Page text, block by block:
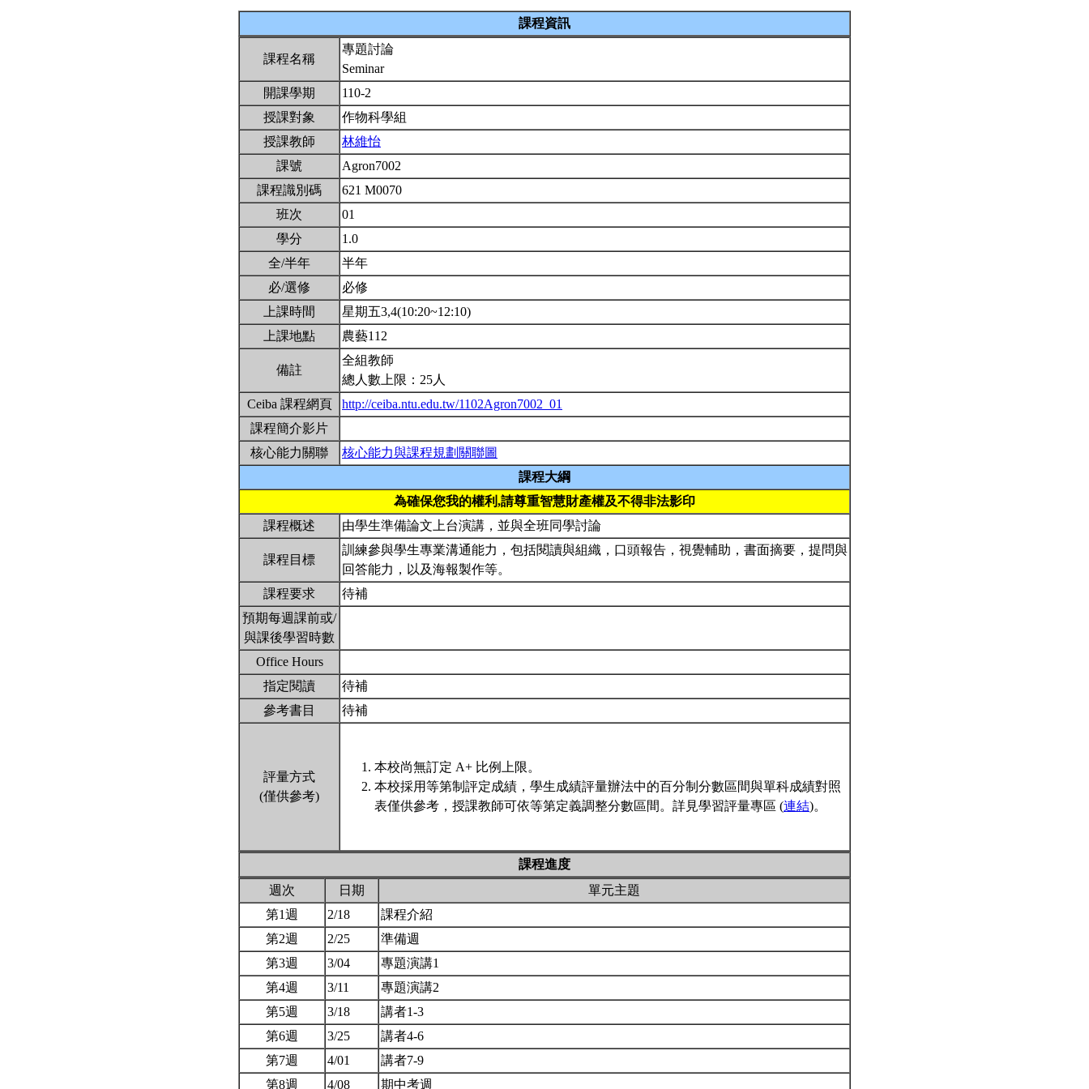
課程資訊
課程名稱
專題討論
Seminar
開課學期
110-2
授課對象
作物科學組
授課教師
林維怡
課號
Agron7002
課程識別碼
621 M0070
班次
01
學分
1.0
全/半年
半年
必/選修
必修
上課時間
星期五3,4(10:20~12:10)
上課地點
農藝112
備註
全組教師
總人數上限：25人
Ceiba 課程網頁
http://ceiba.ntu.edu.tw/1102Agron7002_01
課程簡介影片
核心能力關聯
核心能力與課程規劃關聯圖
課程大綱
為確保您我的權利,請尊重智慧財產權及不得非法影印
課程概述
由學生準備論文上台演講，並與全班同學討論
課程目標
訓練參與學生專業溝通能力，包括閱讀與組織，口頭報告，視覺輔助，書面摘要，提問與
回答能力，以及海報製作等。
課程要求
待補
預期每週課前或/
與課後學習時數
Office Hours
指定閱讀
待補
參考書目
待補
評量方式
(僅供參考)
本校尚無訂定 A+ 比例上限。
本校採用等第制評定成績，學生成績評量辦法中的百分制分數區間與單科成績對照
表僅供參考，授課教師可依等第定義調整分數區間。詳見學習評量專區 (連結)。
課程進度
週次
日期
單元主題
第1週
2/18
課程介紹
第2週
2/25
準備週
第3週
3/04
專題演講1
第4週
3/11
專題演講2
第5週
3/18
講者1-3
第6週
3/25
講者4-6
第7週
4/01
講者7-9
第8週
4/08 期中考週